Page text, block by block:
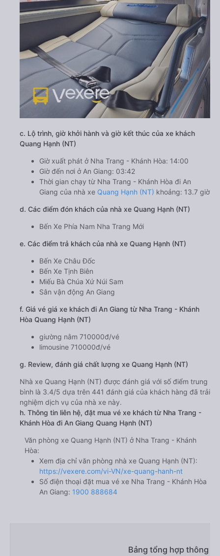
c. Lộ trình, giờ khởi hành và giờ kết thúc của xe khách
Quang Hạnh (NT)
Giờ xuất phát ở Nha Trang - Khánh Hòa: 14:00
Giờ đến nơi ở An Giang: 03:42
Thời gian chạy từ Nha Trang - Khánh Hòa đi An
Giang của nhà xe Quang Hạnh (NT) khoảng: 13.7 giờ
d. Các điểm đón khách của nhà xe Quang Hạnh (NT)
Bến Xe Phía Nam Nha Trang Mới
e. Các điểm trả khách của nhà xe Quang Hạnh (NT)
Bến Xe Châu Đốc
Bến Xe Tịnh Biên
Miếu Bà Chúa Xứ Núi Sam
Sân vận động An Giang
f. Giá vé giá xe khách đi An Giang từ Nha Trang - Khánh
Hòa Quang Hạnh (NT)
giường nằm 710000đ/vé
limousine 710000đ/vé
g. Review, đánh giá chất lượng xe Quang Hạnh (NT)
Nhà xe Quang Hạnh (NT) được đánh giá với số điểm trung
bình là 3.4/5 dựa trên 441 đánh giá của khách hàng đã trải
nghiệm dịch vụ của nhà xe này.
h. Thông tin liên hệ, đặt mua vé xe khách từ Nha Trang -
Khánh Hòa đi An Giang Quang Hạnh (NT)
Văn phòng xe Quang Hạnh (NT) ở Nha Trang - Khánh
Hòa:
Xem địa chỉ văn phòng nhà xe Quang Hạnh (NT):
https://vexere.com/vi-VN/xe-quang-hanh-nt
Số điện thoại đặt mua vé xe Nha Trang - Khánh Hòa
An Giang: 1900 888684
Bảng tổng hợp thông